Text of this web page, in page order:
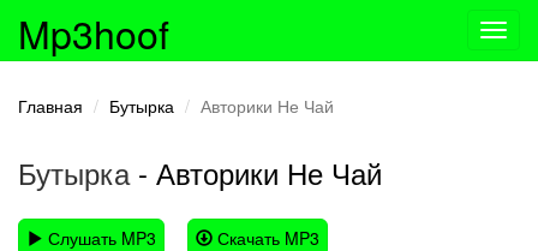
Mp3hoof
Главная Бутырка Авторики Не Чай
Бутырка- Авторики Не Чай
Слушать MP3 Скачать MP3